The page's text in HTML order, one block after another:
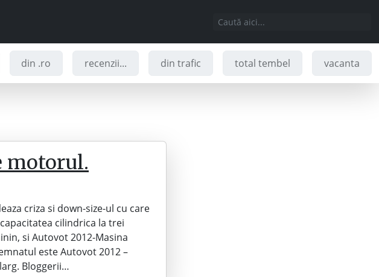
din .ro recenzii... din trafic total tembel vacanta
motorul.
criza si down-size-ul cu care
cilindrica la trei
si Autovot 2012-Masina
este Autovot 2012 –
Bloggerii…